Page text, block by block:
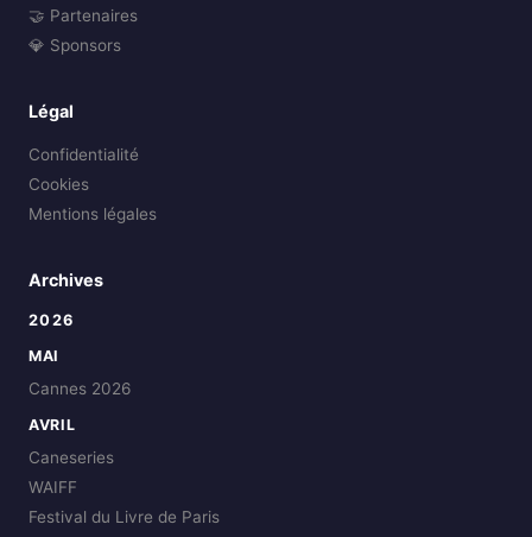
🤝 Partenaires
💎 Sponsors
Légal
Confidentialité
Cookies
Mentions légales
Archives
2026
MAI
Cannes 2026
AVRIL
Caneseries
WAIFF
Festival du Livre de Paris